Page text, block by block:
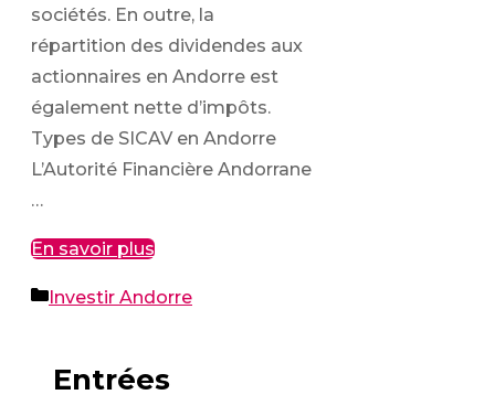
sociétés. En outre, la
répartition des dividendes aux
actionnaires en Andorre est
également nette d’impôts.
Types de SICAV en Andorre
L’Autorité Financière Andorrane
…
En savoir plus
Catégories
Investir Andorre
Entrées